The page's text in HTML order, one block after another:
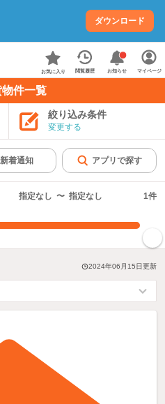
ダウンロード
お気に入り 閲覧履歴 お知らせ マイページ
件一覧
絞り込み条件
変更する
新着通知 アプリで探す
指定なし 〜 指定なし 1件
2024年06月15日更新